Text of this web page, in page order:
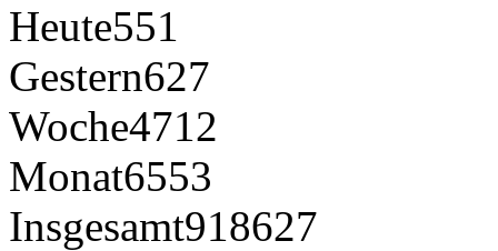
Heute551
Gestern627
Woche4712
Monat6553
Insgesamt918627